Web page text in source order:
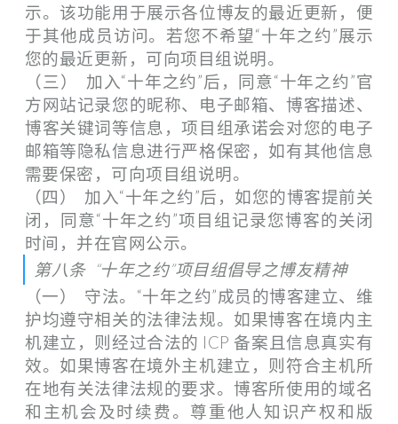
示。该功能用于展示各位博友的最近更新，便
于其他成员访问。若您不希望“十年之约”展示
您的最近更新，可向项目组说明。
（三） 加入“十年之约”后，同意“十年之约”官
方网站记录您的昵称、电子邮箱、博客描述、
博客关键词等信息，项目组承诺会对您的电子
邮箱等隐私信息进行严格保密，如有其他信息
需要保密，可向项目组说明。
（四） 加入“十年之约”后，如您的博客提前关
闭，同意“十年之约”项目组记录您博客的关闭
时间，并在官网公示。
第八条 “十年之约”项目组倡导之博友精神
（一） 守法。“十年之约”成员的博客建立、维
护均遵守相关的法律法规。如果博客在境内主
机建立，则经过合法的 ICP 备案且信息真实有
效。如果博客在境外主机建立，则符合主机所
在地有关法律法规的要求。博客所使用的域名
和主机会及时续费。尊重他人知识产权和版